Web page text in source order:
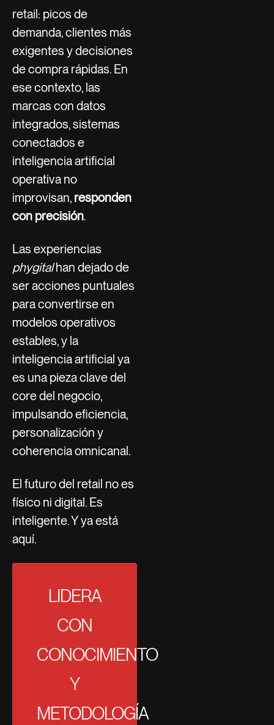
retail: picos de
demanda, clientes más
exigentes y decisiones
de compra rápidas. En
ese contexto, las
marcas con datos
integrados, sistemas
conectados e
inteligencia artificial
operativa no
improvisan, responden
con precisión.
Las experiencias
phygitalhan dejado de
ser acciones puntuales
para convertirse en
modelos operativos
estables, y la
inteligencia artificial ya
es una pieza clave del
core del negocio,
impulsando eficiencia,
personalización y
coherencia omnicanal.
El futuro del retail no es
físico ni digital. Es
inteligente. Y ya está
aquí.
LIDERA
CON
CONOCIMIENTO
Y
METODOLOGÍA